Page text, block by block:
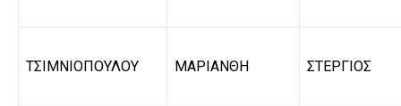
ΤΣΙΜΝΙΟΠΟΥΛΟΥ ΜΑΡΙΑΝΘΗ ΣΤΕΡΓΙΟΣ